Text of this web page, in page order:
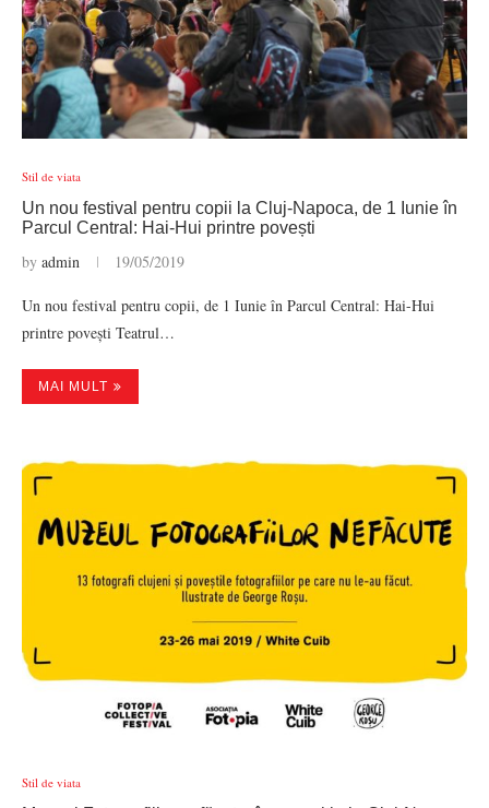
Stil de viata
Un nou festival pentru copii la Cluj-Napoca, de 1 Iunie în
Parcul Central: Hai-Hui printre povești
by admin 19/05/2019
Un nou festival pentru copii, de 1 Iunie în Parcul Central: Hai-Hui
printre povești Teatrul…
MAI MULT
Stil de viata